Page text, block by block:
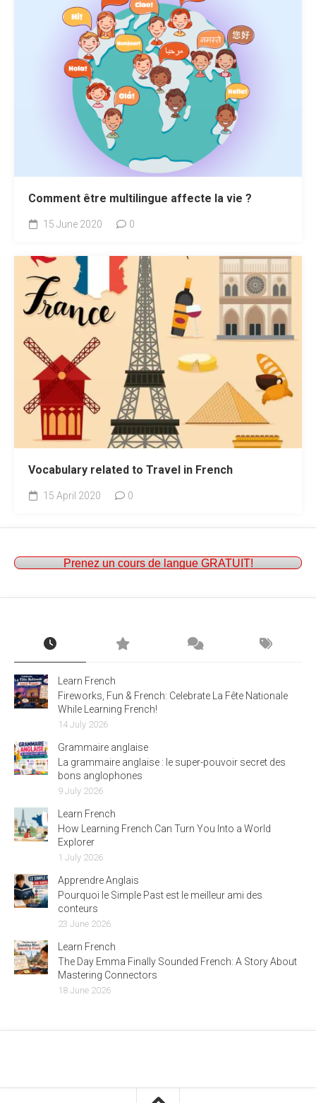
Comment être multilingue affecte la vie ?
15 June 2020 0
Vocabulary related to Travel in French
15 April 2020 0
Prenez un cours de langue GRATUIT!
Learn French
Fireworks, Fun & French: Celebrate La Fête Nationale
While Learning French!
14 July 2026
Grammaire anglaise
La grammaire anglaise : le super-pouvoir secret des
bons anglophones
9 July 2026
Learn French
How Learning French Can Turn You Into a World
Explorer
1 July 2026
Apprendre Anglais
Pourquoi le Simple Past est le meilleur ami des
conteurs
23 June 2026
Learn French
The Day Emma Finally Sounded French: A Story About
Mastering Connectors
18 June 2026